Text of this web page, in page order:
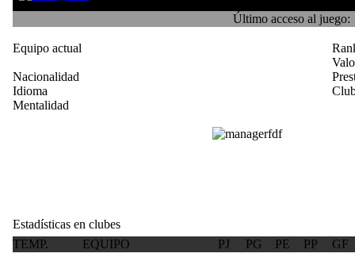
Último acceso al juego:
Equipo actual
Nacionalidad
Idioma
Mentalidad
Estadísticas en clubes
TEMP.
EQUIPO PJ PG PE PP GF